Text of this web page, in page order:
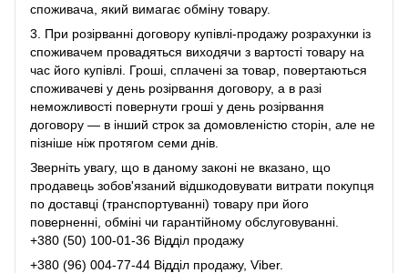
споживача, який вимагає обміну товару.
3. При розірванні договору купівлі-продажу розрахунки із
споживачем провадяться виходячи з вартості товару на
час його купівлі. Гроші, сплачені за товар, повертаються
споживачеві у день розірвання договору, а в разі
неможливості повернути гроші у день розірвання
договору ― в інший строк за домовленістю сторін, але не
пізніше ніж протягом семи днів.
Зверніть увагу, що в даному законі не вказано, що
продавець зобов'язаний відшкодовувати витрати покупця
по доставці (транспортуванні) товару при його
поверненні, обміні чи гарантійному обслуговуванні.
+380 (50) 100-01-36 Відділ продажу
+380 (96) 004-77-44 Відділ продажу, Viber.